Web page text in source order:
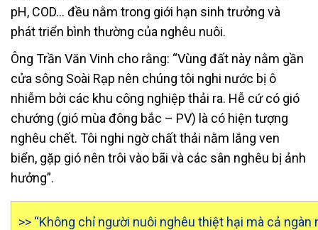
pH, COD… đều nằm trong giới hạn sinh trưởng và
phát triển bình thường của nghêu nuôi.
Ông Trần Văn Vinh cho rằng: “Vùng đất này nằm gần
cửa sông Soài Rạp nên chúng tôi nghi nước bị ô
nhiễm bởi các khu công nghiệp thải ra. Hễ cứ có gió
chướng (gió mùa đông bắc – PV) là có hiện tượng
nghêu chết. Tôi nghi ngờ chất thải nằm lắng ven
biển, gặp gió nên trôi vào bãi và các sân nghêu bị ảnh
hưởng”.
>> “Không chỉ người nuôi nghêu thiệt hại mà cả ngàn